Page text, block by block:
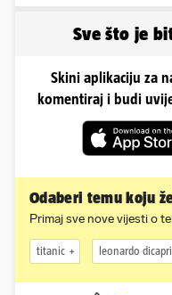
Sve što je
Skini aplikaciju za
komentiraj i budi
Odaberi temu koju
Primaj sve nove vijesti o
titanic leonardo